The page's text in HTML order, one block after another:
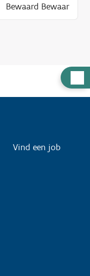
u
Bewaard Bewaar
Vind een job